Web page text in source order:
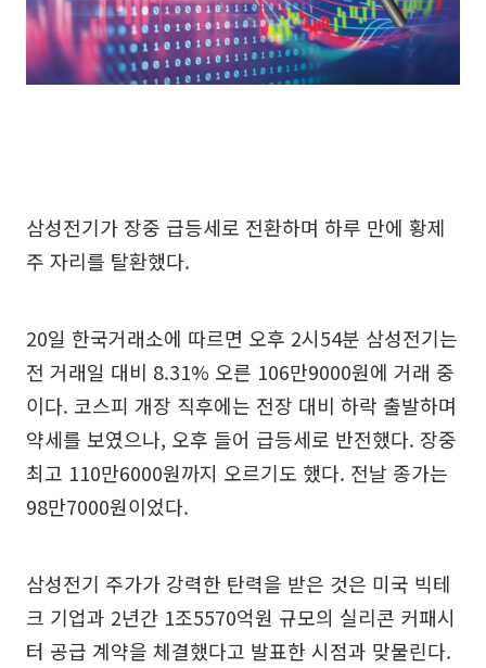
삼성전기가 장중 급등세로 전환하며 하루 만에 황제
주 자리를 탈환했다.
20일 한국거래소에 따르면 오후 2시54분 삼성전기는
전 거래일 대비 8.31% 오른 106만9000원에 거래 중
이다. 코스피 개장 직후에는 전장 대비 하락 출발하며
약세를 보였으나, 오후 들어 급등세로 반전했다. 장중
최고 110만6000원까지 오르기도 했다. 전날 종가는
98만7000원이었다.
삼성전기 주가가 강력한 탄력을 받은 것은 미국 빅테
크 기업과 2년간 1조5570억원 규모의 실리콘 커패시
터 공급 계약을 체결했다고 발표한 시점과 맞물린다.